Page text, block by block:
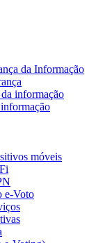
da Informação
informação
informação
móveis
e-Voto